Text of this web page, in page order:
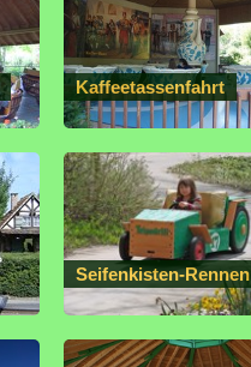
Kaffeetassenfahrt
Seifenkisten-Rennen